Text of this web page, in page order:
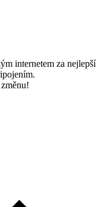
internetem za nejlepší